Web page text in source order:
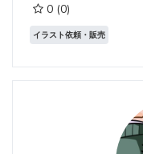
0 (0)
イラスト依頼・販売